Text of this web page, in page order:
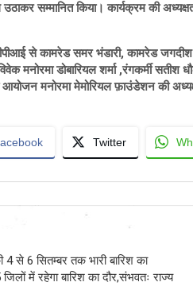
उठाकर सम्मानित किया। कार्यक्रम की
से कामरेड समर भंडारी, कामरेड
मनोरमा डोबारियल शर्मा ,रंगकर्मी
मनोरमा मेमोरियल फ़ाउंडेशन की अध्यक्ष
Twitter
4 से 6 सितम्बर तक भारी बारिश का
में रहेगा बारिश का दौर,संभवतः राज्य